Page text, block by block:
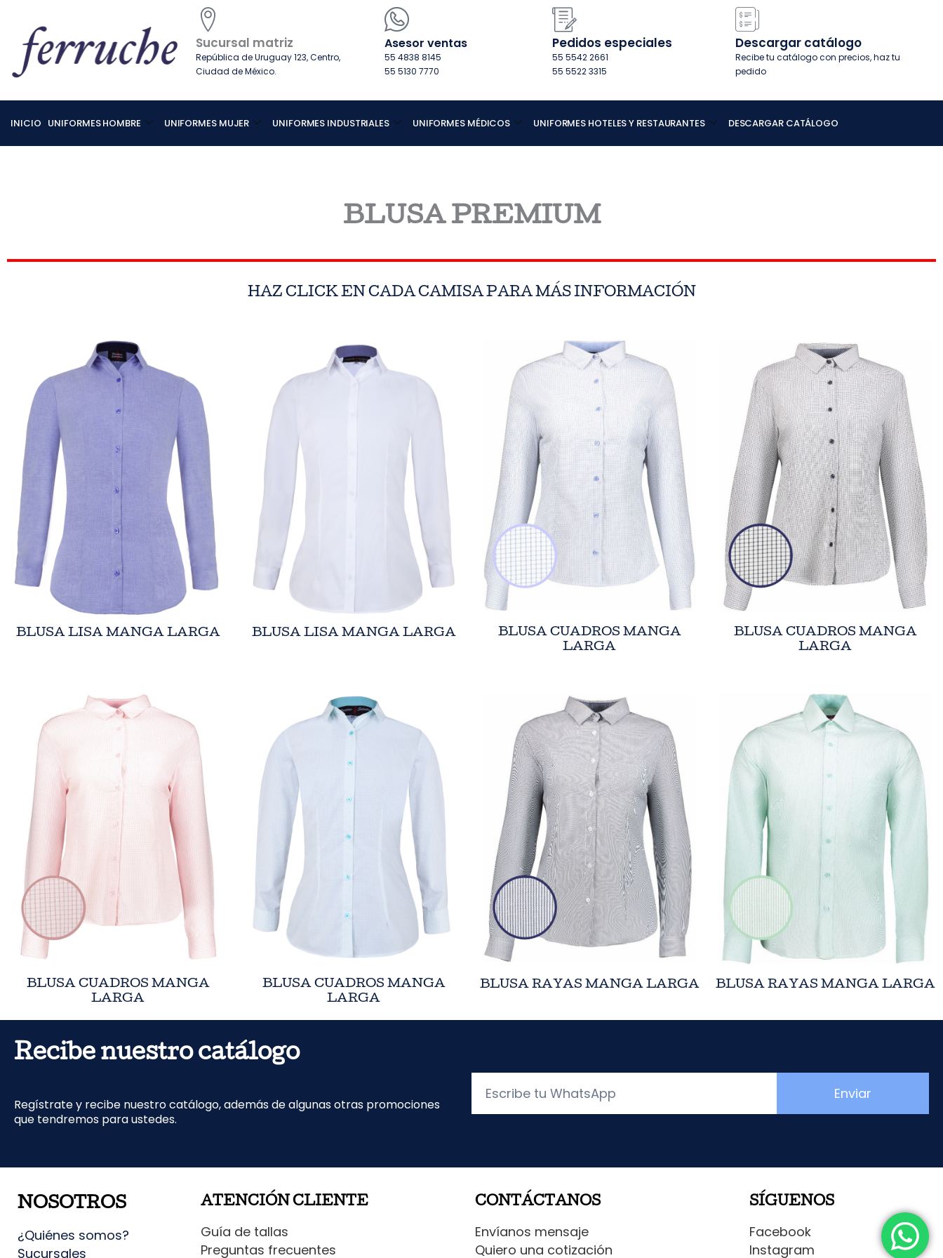
contenido
Sucursal matriz
República de Uruguay 123, Centro,
Ciudad de México.
Asesor ventas
55 4838 8145
55 5130 7770
Pedidos especiales
55 5542 2661
55 5522 3315
Descargar catálogo
Recibe tu catálogo con precios, haz tu
pedido
INICIO UNIFORMES HOMBRE UNIFORMES MUJER UNIFORMES INDUSTRIALES UNIFORMES MÉDICOS UNIFORMES HOTELES Y RESTAURANTES DESCARGAR CATÁLOGO
BLUSA PREMIUM
HAZ CLICK EN CADA CAMISA PARA MÁS INFORMACIÓN
BLUSA LISA MANGA LARGA BLUSA LISA MANGA LARGA
BLUSA CUADROS MANGA
LARGA
BLUSA CUADROS MANGA
LARGA
BLUSA CUADROS MANGA
LARGA
BLUSA CUADROS MANGA
LARGA
BLUSA RAYAS MANGA LARGA BLUSA RAYAS MANGA LARGA
Recibe nuestro catálogo
Regístrate y recibe nuestro catálogo, además de algunas otras promociones
que tendremos para ustedes.
Enviar
NOSOTROS
¿Quiénes somos?
Sucursales
ATENCIÓN CLIENTE
Guía de tallas
Preguntas frecuentes
CONTÁCTANOS
Envíanos mensaje
Quiero una cotización
SÍGUENOS
Facebook
Instagram